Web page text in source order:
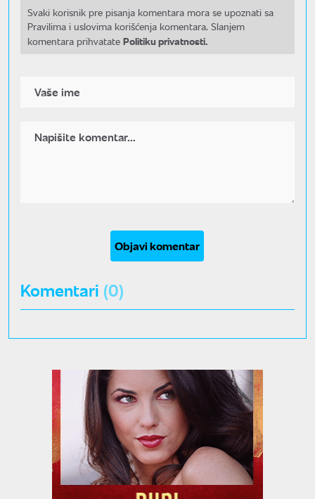
Svaki korisnik pre pisanja komentara mora se upoznati sa
Pravilima i uslovima korišćenja komentara. Slanjem
komentara prihvatate Politiku privatnosti.
Objavi komentar
Komentari (0)